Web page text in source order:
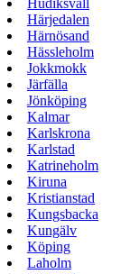
Hudiksvall
Härjedalen
Härnösand
Hässleholm
Jokkmokk
Järfälla
Jönköping
Kalmar
Karlskrona
Karlstad
Katrineholm
Kiruna
Kristianstad
Kungsbacka
Kungälv
Köping
Laholm